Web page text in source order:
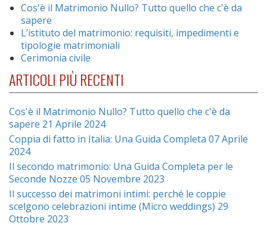
Cos'è il Matrimonio Nullo? Tutto quello che c'è da
sapere
L’istituto del matrimonio: requisiti, impedimenti e
tipologie matrimoniali
Cerimonia civile
ARTICOLI PIÙ RECENTI
Cos'è il Matrimonio Nullo? Tutto quello che c'è da
sapere 21 Aprile 2024
Coppia di fatto in Italia: Una Guida Completa 07 Aprile
2024
Il secondo matrimonio: Una Guida Completa per le
Seconde Nozze 05 Novembre 2023
Il successo dei matrimoni intimi: perché le coppie
scelgono celebrazioni intime (Micro weddings) 29
Ottobre 2023